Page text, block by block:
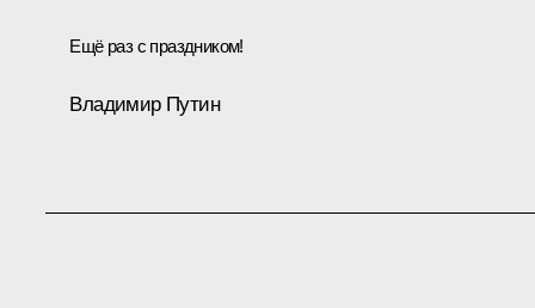
Ещё раз с праздником!
Владимир Путин